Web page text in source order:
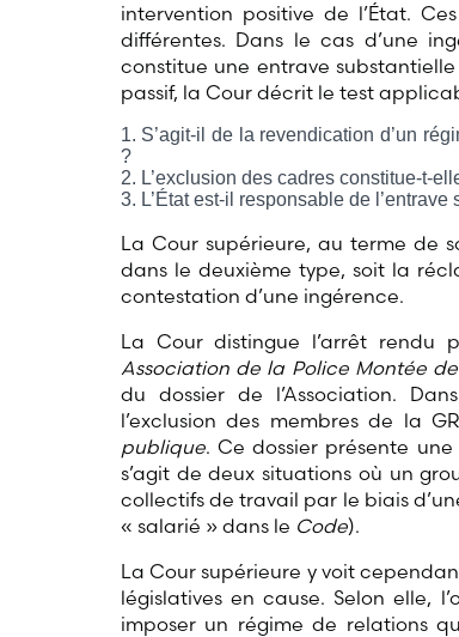
intervention positive de l’État.
différentes. Dans le cas d’une
constitue une entrave
passif, la Cour décrit le test
S’agit-il de la revendication d’un
?
L’exclusion des cadres constitue-t-
L’État est-il responsable de
La Cour supérieure, au terme de
dans le deuxième type, soit la
contestation d’une ingérence.
La Cour distingue l’arrêt rendu
Association de la Police Montée
du dossier de l’Association.
l’exclusion des membres de la
publique. Ce dossier présente
s’agit de deux situations où un
collectifs de travail par le biais
« salarié » dans le Code).
La Cour supérieure y voit
législatives en cause. Selon elle,
imposer un régime de relations